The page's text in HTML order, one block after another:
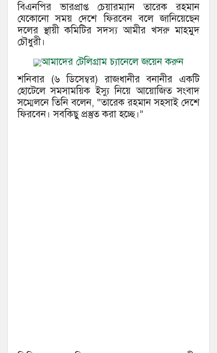
বিএনপির ভারপ্রাপ্ত চেয়ারম্যান তারেক রহমান
যেকোনো সময় দেশে ফিরবেন বলে জানিয়েছেন
দলের স্থায়ী কমিটির সদস্য আমীর খসরু মাহমুদ
চৌধুরী।
আমাদের টেলিগ্রাম চ্যানেলে জয়েন করুন
শনিবার (৬ ডিসেম্বর) রাজধানীর বনানীর একটি
হোটেলে সমসাময়িক ইস্যু নিয়ে আয়োজিত সংবাদ
সম্মেলনে তিনি বলেন, “তারেক রহমান সহসাই দেশে
ফিরবেন। সবকিছু প্রস্তুত করা হচ্ছে।”